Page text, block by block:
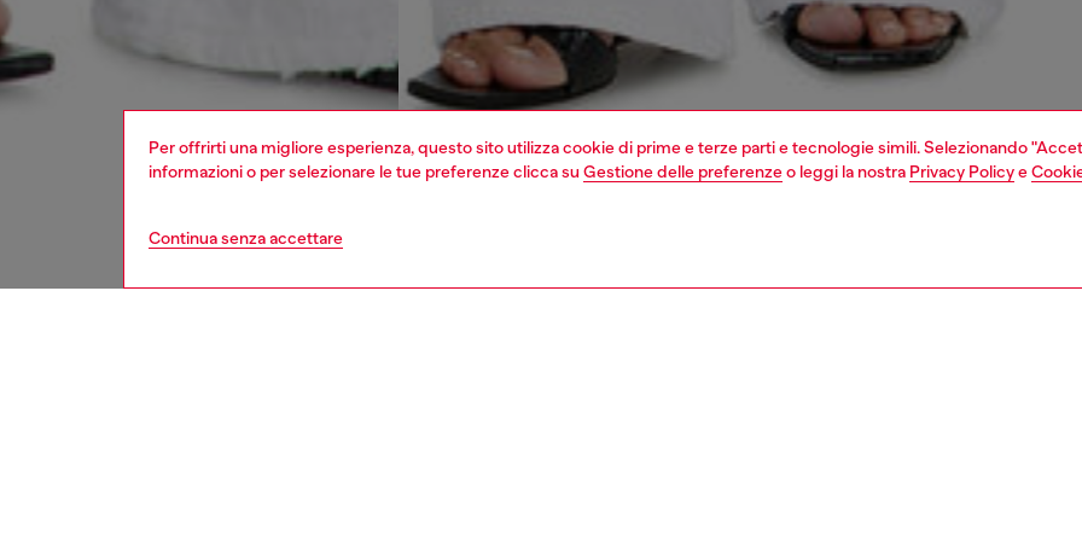
Per offrirti una migliore esperienza, questo sito utilizza cookie di prime e terze parti e tecnologie simili. Selezionando
informazioni o per selezionare le tue preferenze clicca su Gestione delle preferenzeo leggi la nostra Privacy Policye
Continua senza accettare